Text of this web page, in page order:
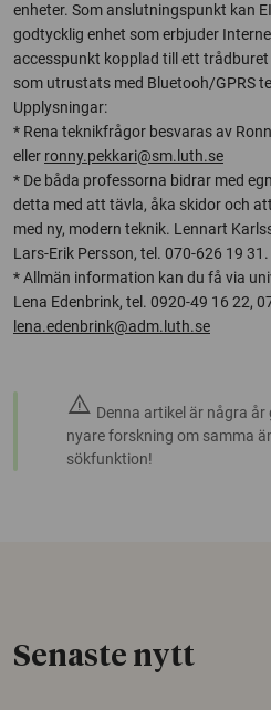
enheter. Som anslutningspunkt kan
godtycklig enhet som erbjuder
accesspunkt kopplad till ett
som utrustats med Bluetooh/GPRS
Upplysningar:
* Rena teknikfrågor besvaras av
eller ronny.pekkari@sm.luth.se
* De båda professorna bidrar med
detta med att tävla, åka skidor och
med ny, modern teknik. Lennart
Lars-Erik Persson, tel. 070-626 19 31.
* Allmän information kan du få via
Lena Edenbrink, tel. 0920-49 16 22,
lena.edenbrink@adm.luth.se
warning Denna artikel är några
nyare forskning om samma
sökfunktion!
Senaste nytt